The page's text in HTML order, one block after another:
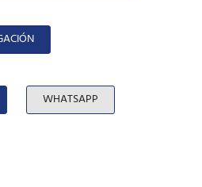
WHATSAPP